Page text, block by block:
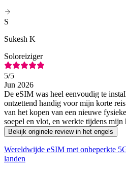
S
Sukesh K
Soloreiziger
5/5
Jun 2026
De eSIM was heel eenvoudig te
ontzettend handig voor mijn korte
van het kopen van een nieuwe
soepel en vlot, en werkte tijdens mijn
Bekijk originele review in het engels
Wereldwijde eSIM met onbeperkte
landen